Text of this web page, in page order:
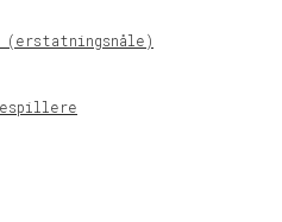
(erstatningsnåle)